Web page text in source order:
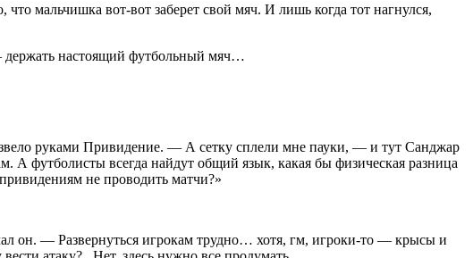
мальчишка вот-вот заберет свой мяч. И лишь когда тот нагнулся,
настоящий футбольный мяч…
руками Привидение. — А сетку сплели мне пауки, — и тут Санджар
А футболисты всегда найдут общий язык, какая бы физическая разница
не проводить матчи?»
— Развернуться игрокам трудно… хотя, гм, игроки-то — крысы и